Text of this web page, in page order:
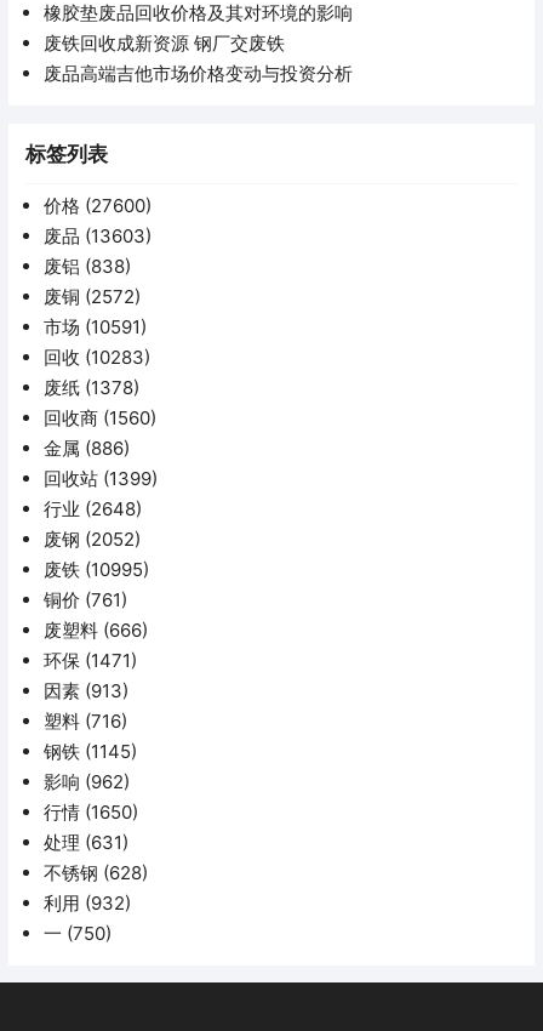
橡胶垫废品回收价格及其对环境的影响
废铁回收成新资源 钢厂交废铁
废品高端吉他市场价格变动与投资分析
标签列表
价格 (27600)
废品 (13603)
废铝 (838)
废铜 (2572)
市场 (10591)
回收 (10283)
废纸 (1378)
回收商 (1560)
金属 (886)
回收站 (1399)
行业 (2648)
废钢 (2052)
废铁 (10995)
铜价 (761)
废塑料 (666)
环保 (1471)
因素 (913)
塑料 (716)
钢铁 (1145)
影响 (962)
行情 (1650)
处理 (631)
不锈钢 (628)
利用 (932)
一 (750)